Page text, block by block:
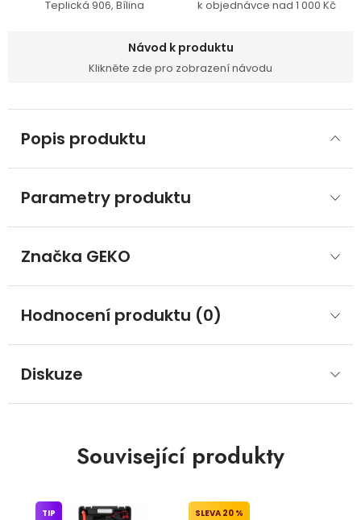
Teplická 906, Bílina k objednávce nad 1 000 Kč
Návod k produktu
Klikněte zde pro zobrazení návodu
Popis produktu
Parametry produktu
Značka GEKO
Hodnocení produktu (0)
Diskuze
Související produkty
TIP 20 %